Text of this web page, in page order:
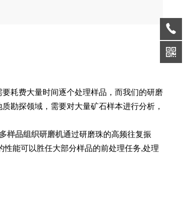
耗费大量时间逐个处理样品，而我们的研磨
勘探领域，需要对大量矿石样本进行分析，
多样品组织研磨机通过研磨珠的高频往复振
能可以胜任大部分样品的前处理任务,处理